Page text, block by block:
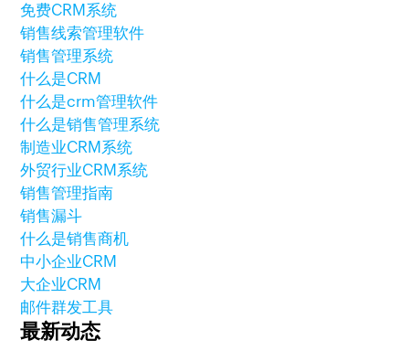
免费CRM系统
销售线索管理软件
销售管理系统
什么是CRM
什么是crm管理软件
什么是销售管理系统
制造业CRM系统
外贸行业CRM系统
销售管理指南
销售漏斗
什么是销售商机
中小企业CRM
大企业CRM
邮件群发工具
最新动态